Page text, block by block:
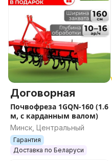
Договорная
Почвофреза 1GQN-160 (1.6
м, с карданным валом)
Минск, Центральный
Гарантия
Доставка по Беларуси